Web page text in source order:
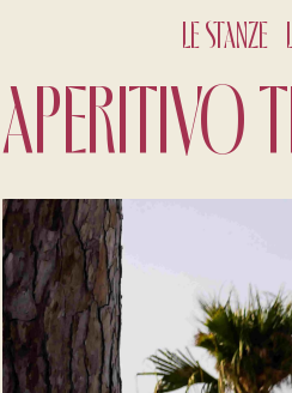
LE STANZE
CHECK-IN
9 Ago 2026
APERITIVO